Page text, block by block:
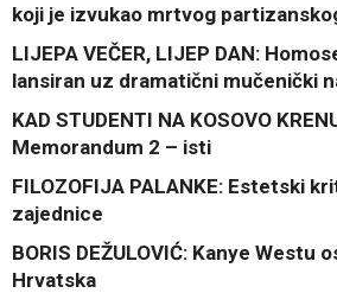
koji je izvukao mrtvog
LIJEPA VEČER, LIJEP DAN:
lansiran uz dramatični mučenički
KAD STUDENTI NA KOSOVO
Memorandum 2 – isti
FILOZOFIJA PALANKE: Estetski
zajednice
BORIS DEŽULOVIĆ: Kanye Westu
Hrvatska